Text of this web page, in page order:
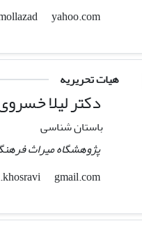
yahoo.com
هیات تحریریه
دکتر لیلا
باستان شناسی
پژوهشگاه میراث
gmail.com